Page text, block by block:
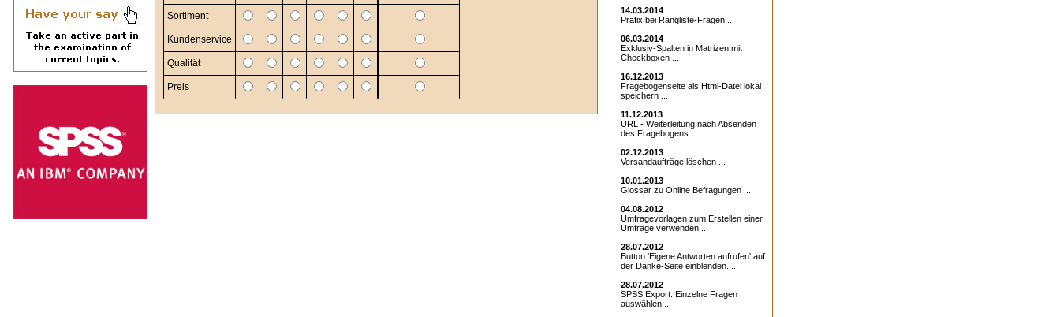
Sortiment
Kundenservice
Qualität
Preis
14.03.2014
Präfix bei Rangliste-Fragen ...
06.03.2014
Exklusiv-Spalten in Matrizen mit
Checkboxen ...
16.12.2013
Fragebogenseite als Html-Datei lokal
speichern ...
11.12.2013
URL - Weiterleitung nach Absenden
des Fragebogens ...
02.12.2013
Versandaufträge löschen ...
10.01.2013
Glossar zu Online Befragungen ...
04.08.2012
Umfragevorlagen zum Erstellen einer
Umfrage verwenden ...
28.07.2012
Button 'Eigene Antworten aufrufen' auf
der Danke-Seite einblenden. ...
28.07.2012
SPSS Export: Einzelne Fragen
auswählen ...